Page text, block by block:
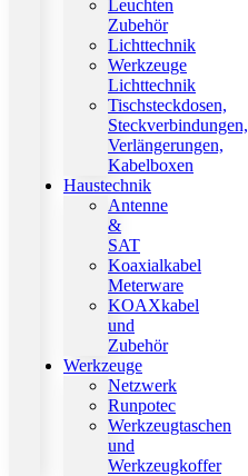
Leuchten
Zubehör
Lichttechnik
Werkzeuge
Lichttechnik
Tischsteckdosen,
Steckverbindungen,
Verlängerungen,
Kabelboxen
Haustechnik
Antenne
&
SAT
Koaxialkabel
Meterware
KOAXkabel
und
Zubehör
Werkzeuge
Netzwerk
Runpotec
Werkzeugtaschen
und
Werkzeugkoffer